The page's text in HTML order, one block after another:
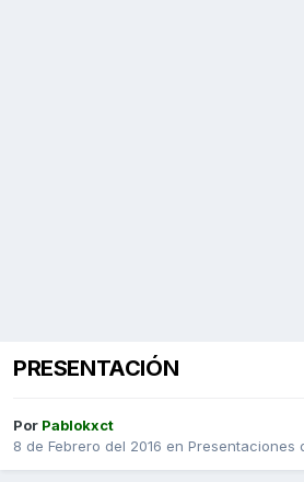
PRESENTACIÓN
Por Pablokxct
8 de Febrero del 2016 en Presentaciones